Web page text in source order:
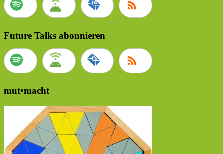
Future Talks abonnieren
mut•macht